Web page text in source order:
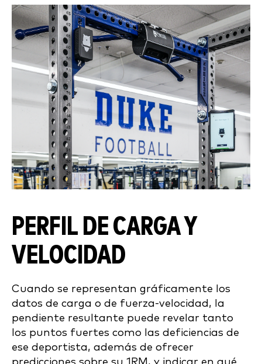
PERFIL DE CARGA Y
VELOCIDAD
Cuando se representan gráficamente los
datos de carga o de fuerza-velocidad, la
pendiente resultante puede revelar tanto
los puntos fuertes como las deficiencias de
ese deportista, además de ofrecer